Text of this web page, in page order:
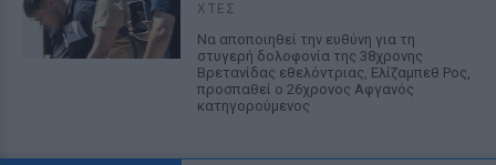
ΧΤΕΣ
Να αποποιηθεί την ευθύνη για τη
στυγερή δολοφονία της 38χρονης
Βρετανίδας εθελόντριας, Ελίζαμπεθ Ρος,
προσπαθεί ο 26χρονος Αφγανός
κατηγορούμενος